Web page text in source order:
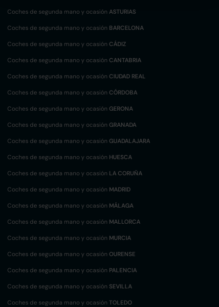
Coches de segunda mano y ocasión ASTURIAS
Coches de segunda mano y ocasión BARCELONA
Coches de segunda mano y ocasión CÁDIZ
Coches de segunda mano y ocasión CANTABRIA
Coches de segunda mano y ocasión CIUDAD REAL
Coches de segunda mano y ocasión CÓRDOBA
Coches de segunda mano y ocasión GERONA
Coches de segunda mano y ocasión GRANADA
Coches de segunda mano y ocasión GUADALAJARA
Coches de segunda mano y ocasión HUESCA
Coches de segunda mano y ocasión LA CORUÑA
Coches de segunda mano y ocasión MADRID
Coches de segunda mano y ocasión MÁLAGA
Coches de segunda mano y ocasión MALLORCA
Coches de segunda mano y ocasión MURCIA
Coches de segunda mano y ocasión OURENSE
Coches de segunda mano y ocasión PALENCIA
Coches de segunda mano y ocasión SEVILLA
Coches de segunda mano y ocasión TOLEDO